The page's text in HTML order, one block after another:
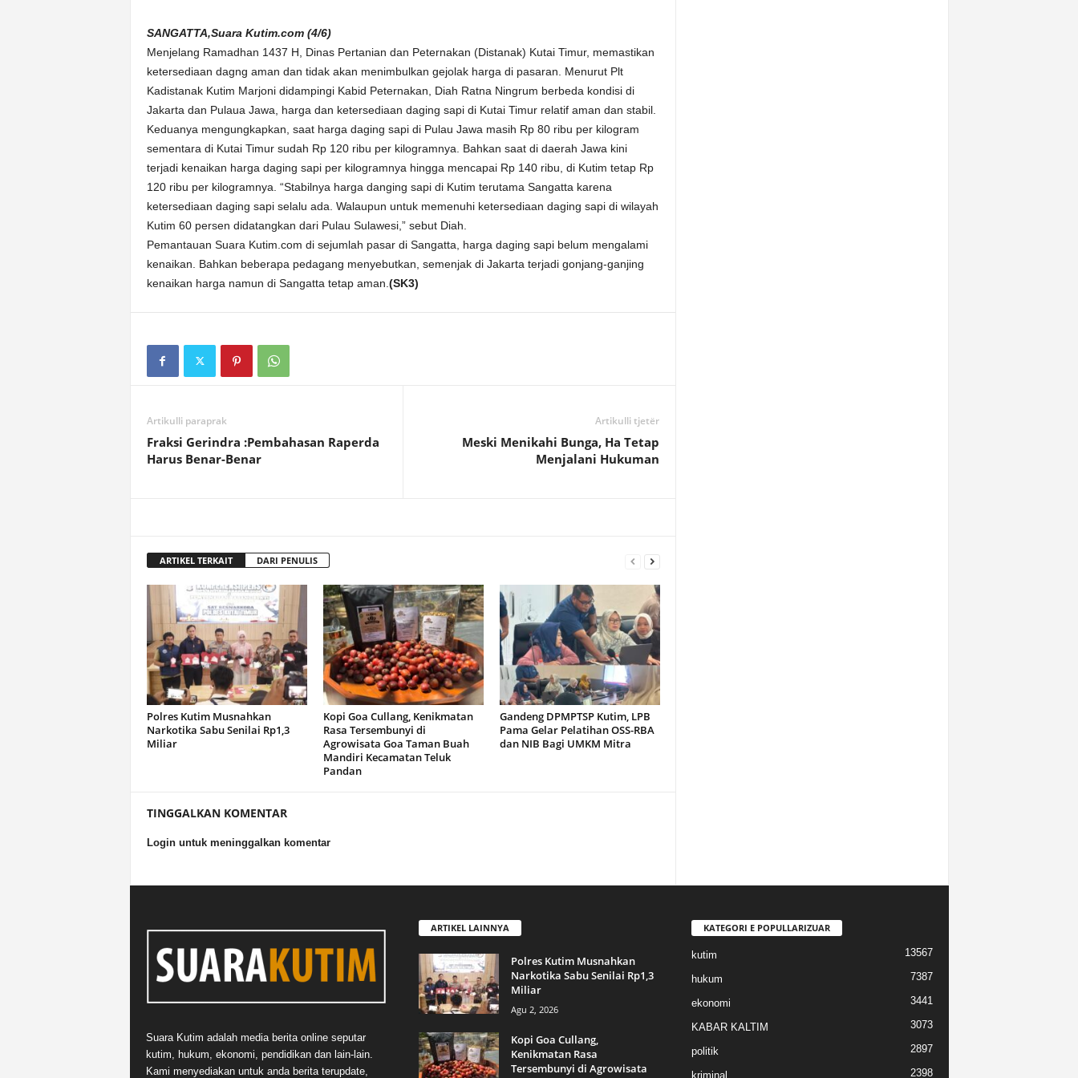
SANGATTA,Suara Kutim.com (4/6)
Menjelang Ramadhan 1437 H, Dinas Pertanian dan Peternakan (Distanak) Kutai Timur, memastikan
ketersediaan dagng aman dan tidak akan menimbulkan gejolak harga di pasaran. Menurut Plt
Kadistanak Kutim Marjoni didampingi Kabid Peternakan, Diah Ratna Ningrum berbeda kondisi di
Jakarta dan Pulaua Jawa, harga dan ketersediaan daging sapi di Kutai Timur relatif aman dan stabil.
Keduanya mengungkapkan, saat harga daging sapi di Pulau Jawa masih Rp 80 ribu per kilogram
sementara di Kutai Timur sudah Rp 120 ribu per kilogramnya. Bahkan saat di daerah Jawa kini
terjadi kenaikan harga daging sapi per kilogramnya hingga mencapai Rp 140 ribu, di Kutim tetap Rp
120 ribu per kilogramnya. “Stabilnya harga danging sapi di Kutim terutama Sangatta karena
ketersediaan daging sapi selalu ada. Walaupun untuk memenuhi ketersediaan daging sapi di wilayah
Kutim 60 persen didatangkan dari Pulau Sulawesi,” sebut Diah.
Pemantauan Suara Kutim.com di sejumlah pasar di Sangatta, harga daging sapi belum mengalami
kenaikan. Bahkan beberapa pedagang menyebutkan, semenjak di Jakarta terjadi gonjang-ganjing
kenaikan harga namun di Sangatta tetap aman. (SK3)
Artikulli paraprak
Fraksi Gerindra :Pembahasan Raperda
Harus Benar-Benar
Artikulli tjetër
Meski Menikahi Bunga, Ha Tetap
Menjalani Hukuman
ARTIKEL TERKAIT DARI PENULIS
Polres Kutim Musnahkan
Narkotika Sabu Senilai Rp1,3
Miliar
Kopi Goa Cullang, Kenikmatan
Rasa Tersembunyi di
Agrowisata Goa Taman Buah
Mandiri Kecamatan Teluk
Pandan
Gandeng DPMPTSP Kutim, LPB
Pama Gelar Pelatihan OSS-RBA
dan NIB Bagi UMKM Mitra
TINGGALKAN KOMENTAR
Login untuk meninggalkan komentar
Suara Kutim adalah media berita online seputar
kutim, hukum, ekonomi, pendidikan dan lain-lain.
Kami menyediakan untuk anda berita terupdate,
ARTIKEL LAINNYA
Polres Kutim Musnahkan
Narkotika Sabu Senilai Rp1,3
Miliar
Agu 2, 2026
Kopi Goa Cullang,
Kenikmatan Rasa
Tersembunyi di Agrowisata
KATEGORI E POPULLARIZUAR
kutim 13567
hukum 7387
ekonomi 3441
KABAR KALTIM 3073
politik 2897
kriminal 2398